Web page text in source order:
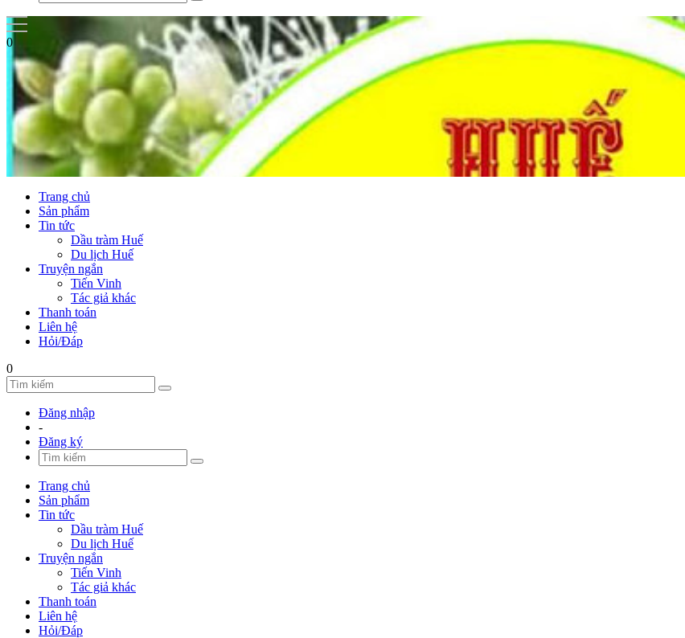
0
Trang chủ
Sản phẩm
Tin tức
Dầu tràm Huế
Du lịch Huế
Truyện ngắn
Tiến Vinh
Tác giả khác
Thanh toán
Liên hệ
Hỏi/Đáp
0
Đăng nhập
-
Đăng ký
Trang chủ
Sản phẩm
Tin tức
Dầu tràm Huế
Du lịch Huế
Truyện ngắn
Tiến Vinh
Tác giả khác
Thanh toán
Liên hệ
Hỏi/Đáp